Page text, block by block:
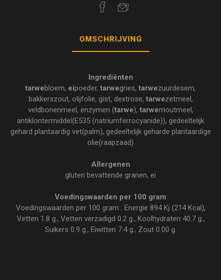
OMSCHRIJVING
Ingrediënten
tarwebloem, eipoeder, tarwegries, tarwezuurdesem,
bakkerszout, olijfolie, gist, dextrose, tarwezetmeel,
veldbonenmeel, enzymen (tarwe), tarwemoutmeel,
antiklontermiddel(E535 (natriumferrocyanide)), gedeeltelijk
gehard plantaardig vet(palm), gedeeltelijk geharde plantaardige
olie(raapzaad)
Allergenen
gluten bevattende granen, ei
Voedingswaarden per 100 gram
Voedingswaarden per 100 gram : Energie 894 Kj (214 Kcal),
Vetten 1.8 g., Vetten verzadigd 0.2 g., Koolhydraten 40.7 g.,
Suikers 0.9 g., Eiwitten 7.4 g., Zout 0.00 g.